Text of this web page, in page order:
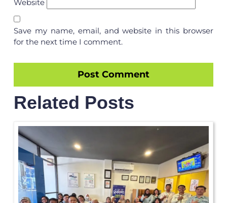
Website
Save my name, email, and website in this browser
for the next time I comment.
Related Posts